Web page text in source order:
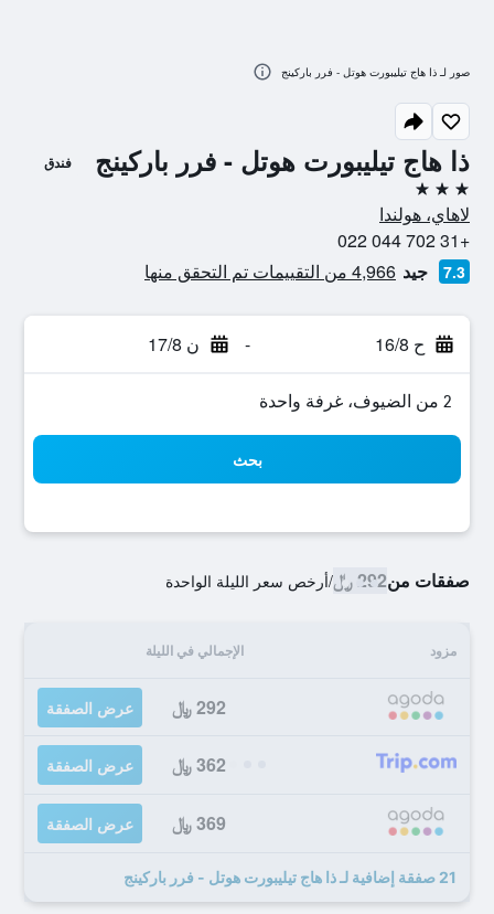
ذا هاج تيليبورت هوتل - فرر باركينج فندق
3 نجوم
لاهاي، هولندا
+31 702 044 022
7.3 جيد 4,966 من التقييمات تم التحقق منها
ح 16/8 - ن 17/8
2 من الضيوف، غرفة واحدة
بحث
صفقات من292 ﷼ /أرخص سعر الليلة الواحدة
مزود الإجمالي في الليلة
292 ﷼ عرض الصفقة
362 ﷼ عرض الصفقة
369 ﷼ عرض الصفقة
21 صفقة إضافية لـ ذا هاج تيليبورت هوتل - فرر باركينج
صور لـ ذا هاج تيليبورت هوتل - فرر باركينج